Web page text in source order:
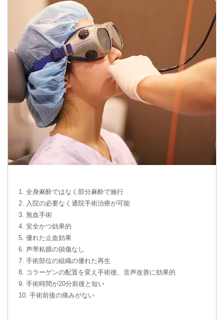
1. 全身麻酔ではなく部分麻酔で施行
2. 入院の必要なく通院手術治療が可能
3. 無血手術
4. 安全かつ効果的
5. 優れた止血効果
6. 声帯粘膜の損傷なし
7. 手術部位の組織の優れた再生
8. コラーゲンの配置を変え手術後、音声改善に効果的
9. 手術時間が20分前後と短い
10. 手術前後の痛みがない